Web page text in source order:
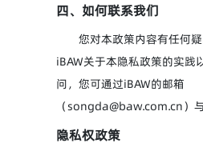
四、如何联系我们
您对本政策内容有任何
iBAW关于本隐私政策的实践
问，您可通过iBAW的邮箱
（songda@baw.com.cn）
隐私权政策